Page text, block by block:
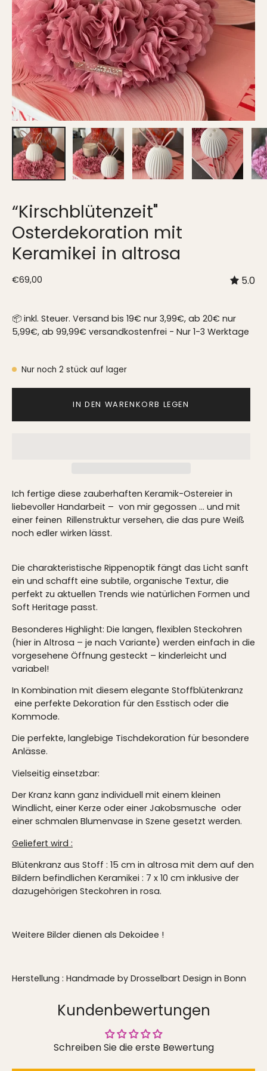
“Kirschblütenzeit"
Osterdekoration mit
Keramikei in altrosa
€69,00 5.0
📦 inkl. Steuer. Versand bis 19€ nur 3,99€, ab 20€ nur
5,99€, ab 99,99€ versandkostenfrei - Nur 1-3 Werktage
Nur noch 2 stück auf lager
IN DEN WARENKORB LEGEN
Ich fertige diese zauberhaften Keramik-Ostereier in
liebevoller Handarbeit – von mir gegossen … und mit
einer feinen Rillenstruktur versehen, die das pure Weiß
noch edler wirken lässt.
Die charakteristische Rippenoptik fängt das Licht sanft
ein und schafft eine subtile, organische Textur, die
perfekt zu aktuellen Trends wie natürlichen Formen und
Soft Heritage passt.
Besonderes Highlight: Die langen, flexiblen Steckohren
(hier in Altrosa – je nach Variante) werden einfach in die
vorgesehene Öffnung gesteckt – kinderleicht und
variabel!
In Kombination mit diesem elegante Stoffblütenkranz
eine perfekte Dekoration für den Esstisch oder die
Kommode.
Die perfekte, langlebige Tischdekoration für besondere
Anlässe.
Vielseitig einsetzbar:
Der Kranz kann ganz individuell mit einem kleinen
Windlicht, einer Kerze oder einer Jakobsmusche oder
einer schmalen Blumenvase in Szene gesetzt werden.
Geliefert wird :
Blütenkranz aus Stoff : 15 cm in altrosa mit dem auf den
Bildern befindlichen Keramikei : 7 x 10 cm inklusive der
dazugehörigen Steckohren in rosa.
Weitere Bilder dienen als Dekoidee !
Herstellung : Handmade by Drosselbart Design in Bonn
Kundenbewertungen
Schreiben Sie die erste Bewertung